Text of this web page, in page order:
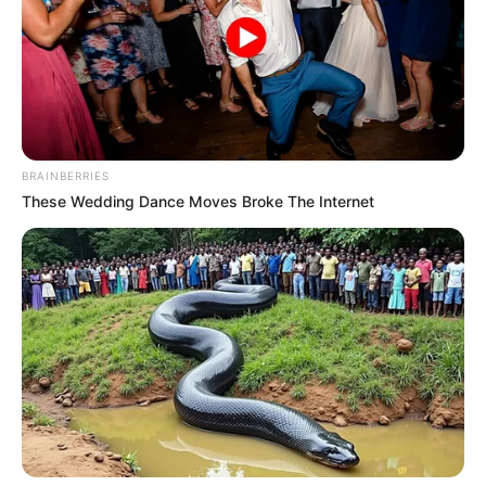
desaparición forzada
BRAINBERRIES
These Wedding Dance Moves Broke The Internet